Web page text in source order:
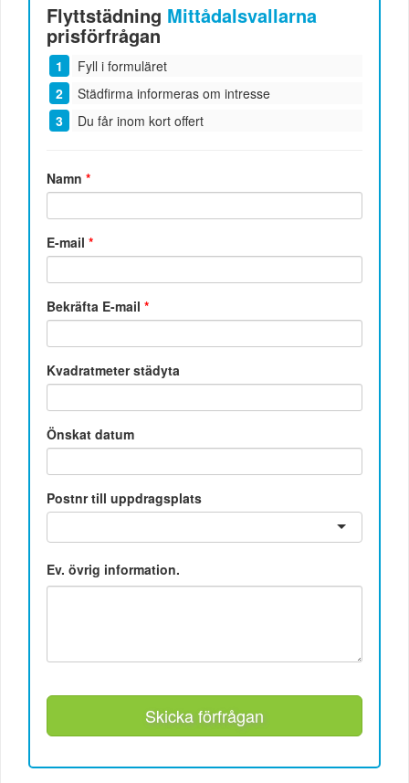
Flyttstädning Mittådalsvallarna
prisförfrågan
Fyll i formuläret
Städfirma informeras om intresse
Du får inom kort offert
Namn*
E-mail*
Bekräfta E-mail*
Kvadratmeter städyta
Önskat datum
Postnr till uppdragsplats
Ev. övrig information.
Skicka förfrågan